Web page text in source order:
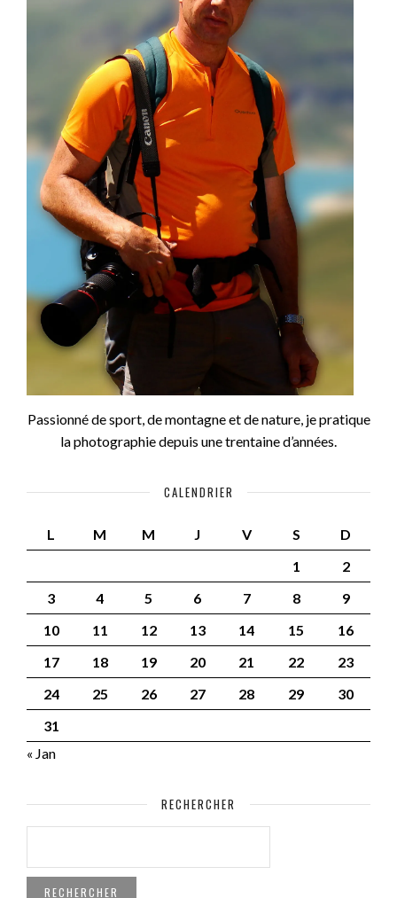
Passionné de sport, de montagne et de nature, je pratique
la photographie depuis une trentaine d’années.
CALENDRIER
L M M J V S
D
1
2
3
4 5 6 7 8
9
10
11 12 13 14 15
16
17
18 19 20 21 22
23
24
25 26 27 28 29
30
31
« Jan
RECHERCHER